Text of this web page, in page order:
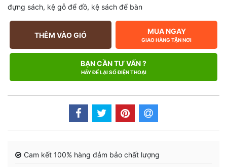
đựng sách, kệ gỗ để đồ, kệ sách để bàn
THÊM VÀO GIỎ MUA NGAY
GIAO HÀNG TẬN NƠI
BẠN CẦN TƯ VẤN ?
HÃY ĐỂ LẠI SỐ ĐIỆN THOẠI
Cam kết 100% hàng đảm bảo chất lượng